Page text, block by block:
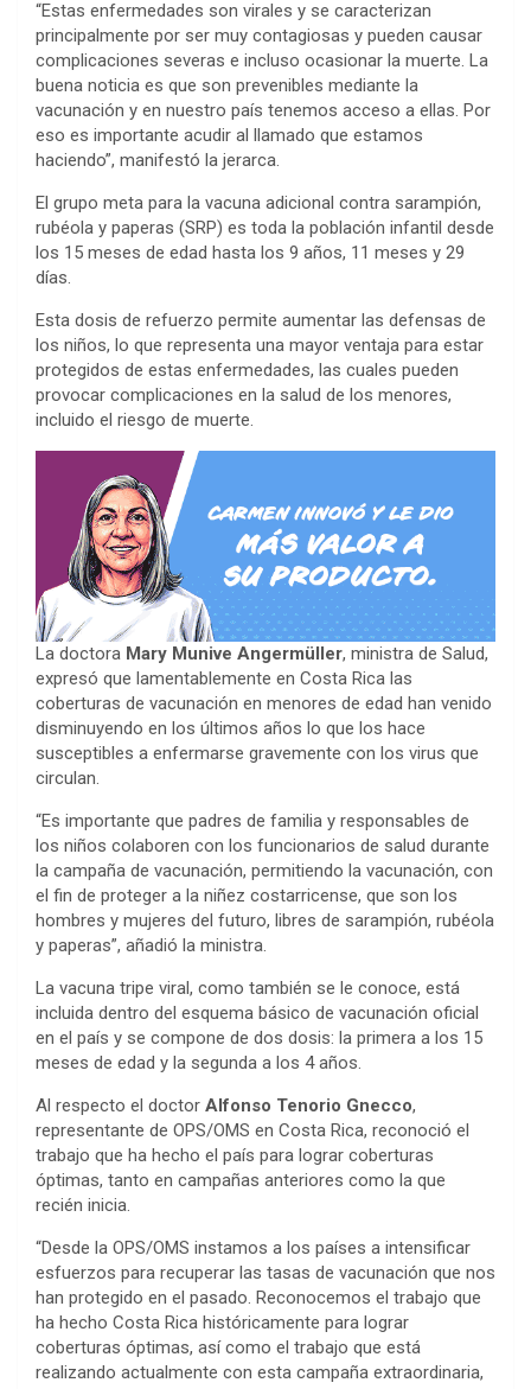
“Estas enfermedades son virales y se caracterizan
principalmente por ser muy contagiosas y pueden causar
complicaciones severas e incluso ocasionar la muerte. La
buena noticia es que son prevenibles mediante la
vacunación y en nuestro país tenemos acceso a ellas. Por
eso es importante acudir al llamado que estamos
haciendo”, manifestó la jerarca.
El grupo meta para la vacuna adicional contra sarampión,
rubéola y paperas (SRP) es toda la población infantil desde
los 15 meses de edad hasta los 9 años, 11 meses y 29
días.
Esta dosis de refuerzo permite aumentar las defensas de
los niños, lo que representa una mayor ventaja para estar
protegidos de estas enfermedades, las cuales pueden
provocar complicaciones en la salud de los menores,
incluido el riesgo de muerte.
La doctora Mary Munive Angermüller, ministra de Salud,
expresó que lamentablemente en Costa Rica las
coberturas de vacunación en menores de edad han venido
disminuyendo en los últimos años lo que los hace
susceptibles a enfermarse gravemente con los virus que
circulan.
“Es importante que padres de familia y responsables de
los niños colaboren con los funcionarios de salud durante
la campaña de vacunación, permitiendo la vacunación, con
el fin de proteger a la niñez costarricense, que son los
hombres y mujeres del futuro, libres de sarampión, rubéola
y paperas”, añadió la ministra.
La vacuna tripe viral, como también se le conoce, está
incluida dentro del esquema básico de vacunación oficial
en el país y se compone de dos dosis: la primera a los 15
meses de edad y la segunda a los 4 años.
Al respecto el doctor Alfonso Tenorio Gnecco,
representante de OPS/OMS en Costa Rica, reconoció el
trabajo que ha hecho el país para lograr coberturas
óptimas, tanto en campañas anteriores como la que
recién inicia.
“Desde la OPS/OMS instamos a los países a intensificar
esfuerzos para recuperar las tasas de vacunación que nos
han protegido en el pasado. Reconocemos el trabajo que
ha hecho Costa Rica históricamente para lograr
coberturas óptimas, así como el trabajo que está
realizando actualmente con esta campaña extraordinaria,